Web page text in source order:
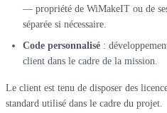
— propriété de WiMakeIT ou de
séparée si nécessaire.
Code personnalisé :
client dans le cadre de la mission.
Le client est tenu de disposer des
standard utilisé dans le cadre du projet.